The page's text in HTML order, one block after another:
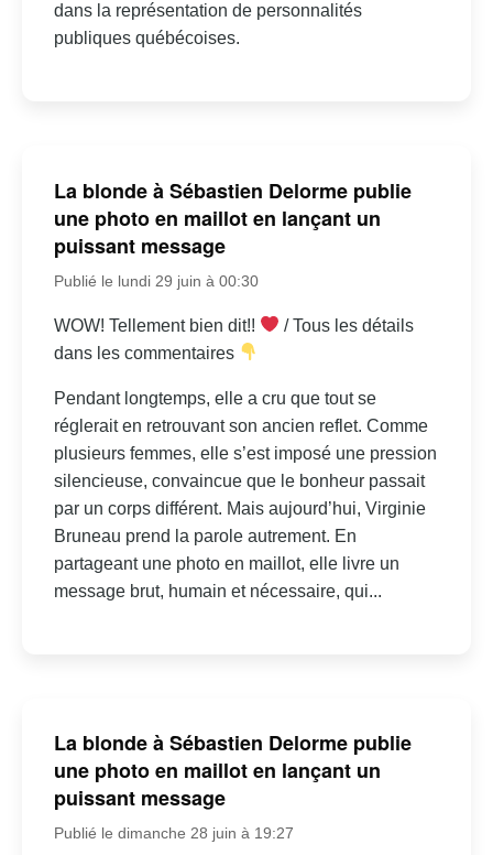
dans la représentation de personnalités
publiques québécoises.
La blonde à Sébastien Delorme publie
une photo en maillot en lançant un
puissant message
Publié le lundi 29 juin à 00:30
WOW! Tellement bien dit!!
/ Tous les détails
dans les commentaires
Pendant longtemps, elle a cru que tout se
réglerait en retrouvant son ancien reflet. Comme
plusieurs femmes, elle s’est imposé une pression
silencieuse, convaincue que le bonheur passait
par un corps différent. Mais aujourd’hui, Virginie
Bruneau prend la parole autrement. En
partageant une photo en maillot, elle livre un
message brut, humain et nécessaire, qui...
La blonde à Sébastien Delorme publie
une photo en maillot en lançant un
puissant message
Publié le dimanche 28 juin à 19:27